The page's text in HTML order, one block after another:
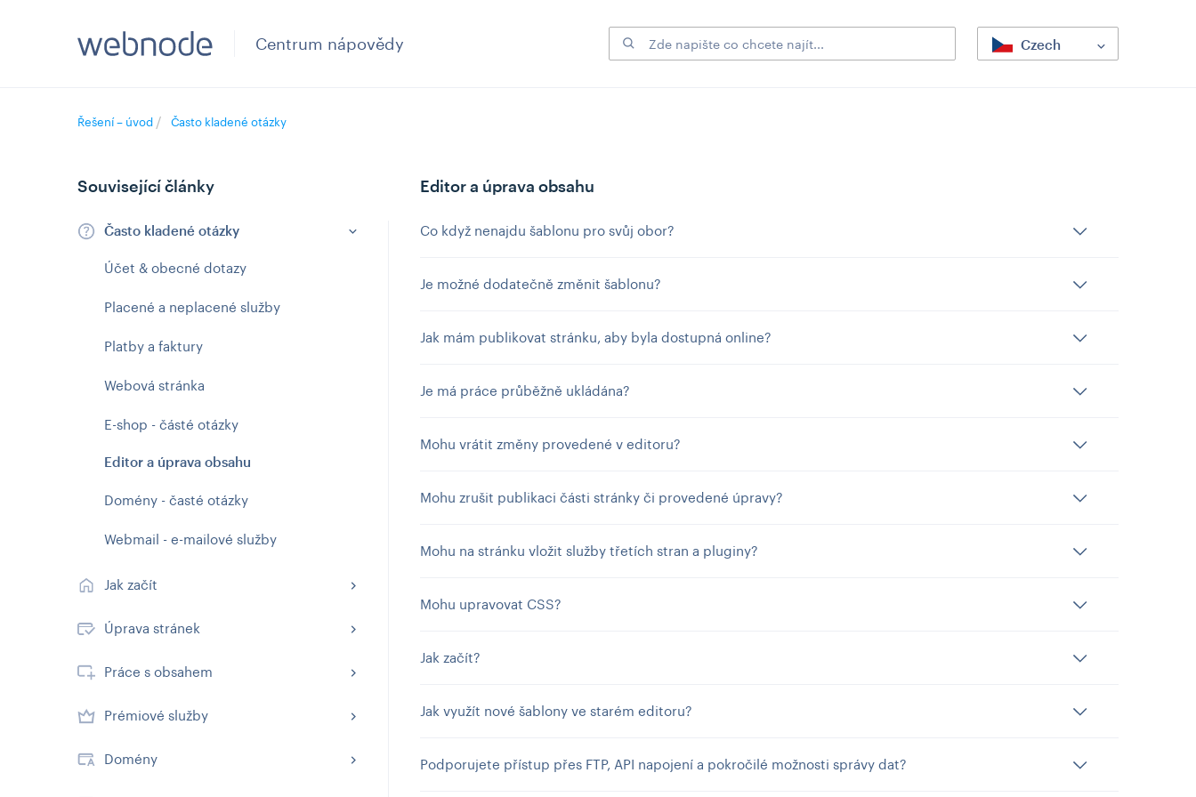
Centrum nápovědy Czech
Řešení – úvod Často kladené otázky
Editor a úprava obsahu
Co když nenajdu šablonu pro svůj obor?
Je možné dodatečně změnit šablonu?
Jak mám publikovat stránku, aby byla dostupná online?
Je má práce průběžně ukládána?
Mohu vrátit změny provedené v editoru?
Mohu zrušit publikaci části stránky či provedené úpravy?
Mohu na stránku vložit služby třetích stran a pluginy?
Mohu upravovat CSS?
Jak začít?
Jak využít nové šablony ve starém editoru?
Podporujete přístup přes FTP, API napojení a pokročilé možnosti správy dat?
Související články
Často kladené otázky
Účet & obecné dotazy
Placené a neplacené služby
Platby a faktury
Webová stránka
E-shop - částé otázky
Editor a úprava obsahu
Domény - časté otázky
Webmail - e-mailové služby
Jak začít
Úprava stránek
Práce s obsahem
Prémiové služby
Domény